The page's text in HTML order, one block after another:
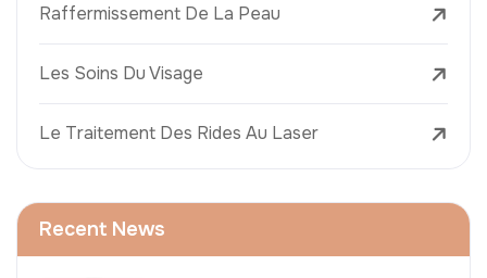
Raffermissement De La Peau
Les Soins Du Visage
Le Traitement Des Rides Au Laser
Recent News